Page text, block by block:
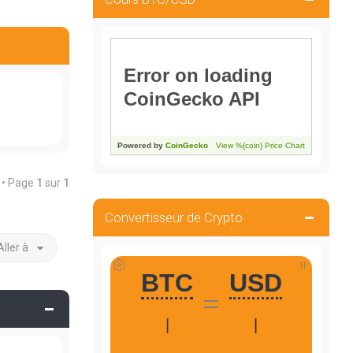
Page 1 sur 1
à
Convertisseur de Crypto